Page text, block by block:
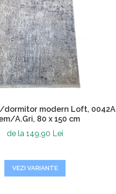
dormitor modern Loft, 0042A
A.Gri, 80 x 150 cm
de la 149,90 Lei
VEZI VARIANTE